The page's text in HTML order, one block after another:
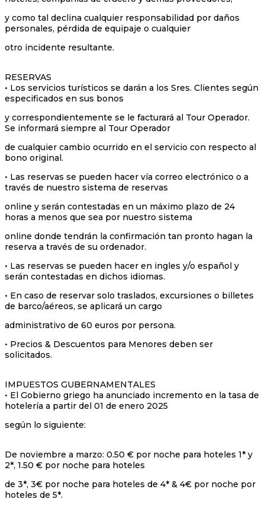
y como tal declina cualquier responsabilidad por daños
personales, pérdida de equipaje o cualquier
otro incidente resultante.
RESERVAS
• Los servicios turísticos se darán a los Sres. Clientes según
especificados en sus bonos
y correspondientemente se le facturará al Tour Operador.
Se informará siempre al Tour Operador
de cualquier cambio ocurrido en el servicio con respecto al
bono original.
• Las reservas se pueden hacer vía correo electrónico o a
través de nuestro sistema de reservas
online y serán contestadas en un máximo plazo de 24
horas a menos que sea por nuestro sistema
online donde tendrán la confirmación tan pronto hagan la
reserva a través de su ordenador.
• Las reservas se pueden hacer en ingles y/o español y
serán contestadas en dichos idiomas.
• En caso de reservar solo traslados, excursiones o billetes
de barco/aéreos, se aplicará un cargo
administrativo de 60 euros por persona.
• Precios & Descuentos para Menores deben ser
solicitados.
IMPUESTOS GUBERNAMENTALES
• El Gobierno griego ha anunciado incremento en la tasa de
hotelería a partir del 01 de enero 2025
según lo siguiente:
De noviembre a marzo: 0.50 € por noche para hoteles 1* y
2*, 1.50 € por noche para hoteles
de 3*, 3€ por noche para hoteles de 4* & 4€ por noche por
hoteles de 5*.